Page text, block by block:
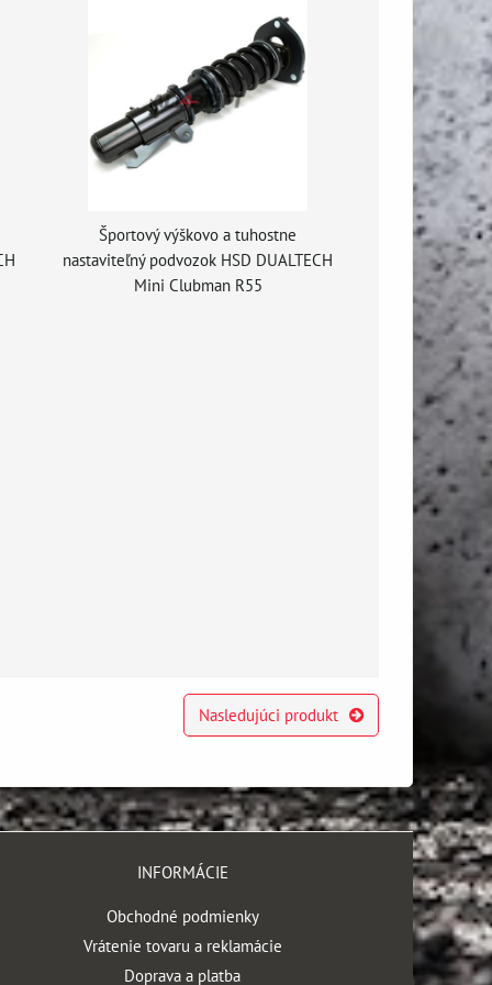
Športový výškovo a tuhostne
nastaviteľný podvozok HSD DUALTECH
Mini Clubman R55
Nasledujúci produkt
INFORMÁCIE
Obchodné podmienky
Vrátenie tovaru a reklamácie
Doprava a platba